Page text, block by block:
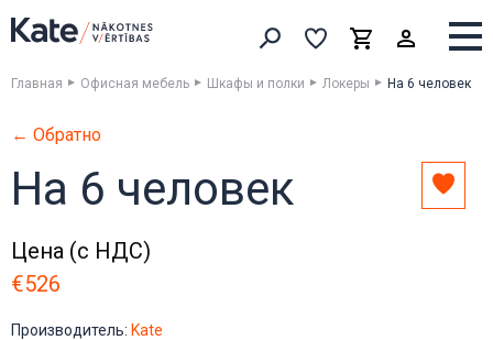
Искать товары
ВыборкаКорзинаВыборка
Главная Офисная мебель Шкафы и полки Локеры На 6 человек
← Обратно
На 6 человек
Цена (с НДС)
€526
Производитель: Kate